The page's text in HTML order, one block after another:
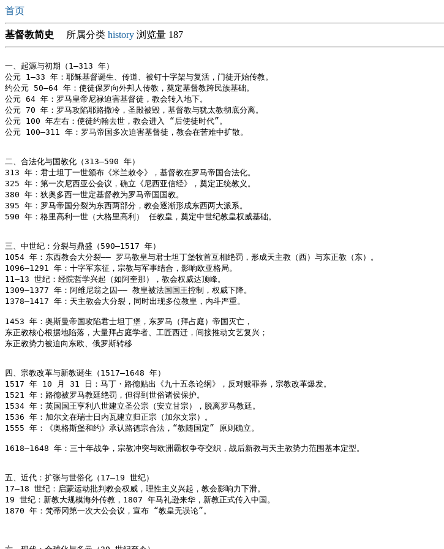
首页
基督教简史 所属分类 history 浏览量 187
一、起源与初期（1–313 年）
公元 1–33 年：耶稣基督诞生、传道、被钉十字架与复活，门徒开始传教。
约公元 50–64 年：使徒保罗向外邦人传教，奠定基督教跨民族基础。
公元 64 年：罗马皇帝尼禄迫害基督徒，教会转入地下。
公元 70 年：罗马攻陷耶路撒冷，圣殿被毁，基督教与犹太教彻底分离。
公元 100 年左右：使徒约翰去世，教会进入 “后使徒时代”。
公元 100–311 年：罗马帝国多次迫害基督徒，教会在苦难中扩散。
二、合法化与国教化（313–590 年）
313 年：君士坦丁一世颁布《米兰敕令》，基督教在罗马帝国合法化。
325 年：第一次尼西亚公会议，确立《尼西亚信经》，奠定正统教义。
380 年：狄奥多西一世定基督教为罗马帝国国教。
395 年：罗马帝国分裂为东西两部分，教会逐渐形成东西两大派系。
590 年：格里高利一世（大格里高利） 任教皇，奠定中世纪教皇权威基础。
三、中世纪：分裂与鼎盛（590–1517 年）
1054 年：东西教会大分裂—— 罗马教皇与君士坦丁堡牧首互相绝罚，形成天主教（西）与东正教（东）。
1096–1291 年：十字军东征，宗教与军事结合，影响欧亚格局。
11–13 世纪：经院哲学兴起（如阿奎那），教会权威达顶峰。
1309–1377 年：阿维尼翁之囚—— 教皇被法国国王控制，权威下降。
1378–1417 年：天主教会大分裂，同时出现多位教皇，内斗严重。
1453 年：奥斯曼帝国攻陷君士坦丁堡，东罗马（拜占庭）帝国灭亡，
东正教核心根据地陷落，大量拜占庭学者、工匠西迁，间接推动文艺复兴；
东正教势力被迫向东欧、俄罗斯转移
四、宗教改革与新教诞生（1517–1648 年）
1517 年 10 月 31 日：马丁・路德贴出《九十五条论纲》，反对赎罪券，宗教改革爆发。
1521 年：路德被罗马教廷绝罚，但得到世俗诸侯保护。
1534 年：英国国王亨利八世建立圣公宗（安立甘宗），脱离罗马教廷。
1536 年：加尔文在瑞士日内瓦建立归正宗（加尔文宗）。
1555 年：《奥格斯堡和约》承认路德宗合法，“教随国定” 原则确立。
1618–1648 年：三十年战争，宗教冲突与欧洲霸权争夺交织，战后新教与天主教势力范围基本定型。
五、近代：扩张与世俗化（17–19 世纪）
17–18 世纪：启蒙运动批判教会权威，理性主义兴起，教会影响力下滑。
19 世纪：新教大规模海外传教，1807 年马礼逊来华，新教正式传入中国。
1870 年：梵蒂冈第一次大公会议，宣布 “教皇无误论”。